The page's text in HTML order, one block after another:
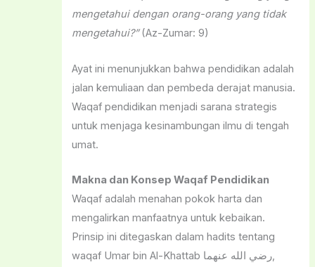
mengetahui dengan orang-orang yang tidak
mengetahui?”(Az-Zumar: 9)
Ayat ini menunjukkan bahwa pendidikan adalah
jalan kemuliaan dan pembeda derajat manusia.
Waqaf pendidikan menjadi sarana strategis
untuk menjaga kesinambungan ilmu di tengah
umat.
Makna dan Konsep Waqaf Pendidikan
Waqaf adalah menahan pokok harta dan
mengalirkan manfaatnya untuk kebaikan.
Prinsip ini ditegaskan dalam hadits tentang
waqaf Umar bin Al-Khattab رضي الله عنهما,